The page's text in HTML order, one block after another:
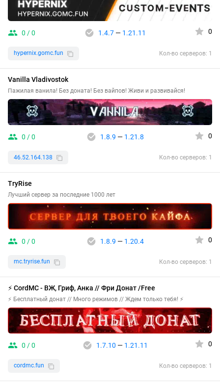
0 / 0 1.4.7— 1.21.11 0
hypernix.gomc.fun Кол-во серверов: 1
Vanilla Vladivostok
Пажилая ванила! Без доната! Без вайпов! Живи и развивайся!
0 / 0 1.8.9 — 1.21.8 0
46.52.164.138 Кол-во серверов: 1
TryRise
Лучший сервер за последние 1000 лет
0 / 0 1.8.9 — 1.20.4 0
mc.tryrise.fun Кол-во серверов: 1
⚡ CordMC - ВЖ, Гриф, Анка // Фри Донат /Free
⚡ Бесплатный донат // Много режимов // Ждем только тебя! ⚡
0 / 0 1.7.10 — 1.21.11 0
cordmc.fun Кол-во серверов: 1